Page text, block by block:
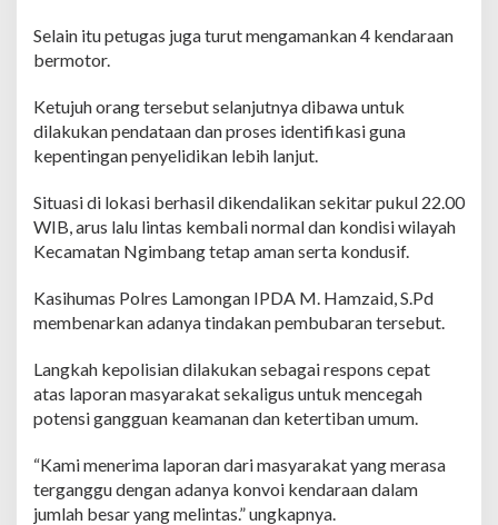
h
O
n
g
D
i
m
a
n
n
Selain itu petugas juga turut mengamankan 4 kendaraan
bermotor.
Ketujuh orang tersebut selanjutnya dibawa untuk
dilakukan pendataan dan proses identifikasi guna
kepentingan penyelidikan lebih lanjut.
Situasi di lokasi berhasil dikendalikan sekitar pukul 22.00
WIB, arus lalu lintas kembali normal dan kondisi wilayah
Kecamatan Ngimbang tetap aman serta kondusif.
Kasihumas Polres Lamongan IPDA M. Hamzaid, S.Pd
membenarkan adanya tindakan pembubaran tersebut.
Langkah kepolisian dilakukan sebagai respons cepat
atas laporan masyarakat sekaligus untuk mencegah
potensi gangguan keamanan dan ketertiban umum.
“Kami menerima laporan dari masyarakat yang merasa
terganggu dengan adanya konvoi kendaraan dalam
jumlah besar yang melintas.” ungkapnya.